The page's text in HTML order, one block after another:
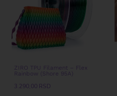
ZIRO TPU Filament – Flex
Rainbow (Shore 95A)
3.290,00 RSD